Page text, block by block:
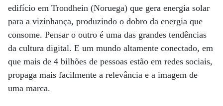
edifício em Trondhein (Noruega) que gera energia solar
para a vizinhança, produzindo o dobro da energia que
consome. Pensar o outro é uma das grandes tendências
da cultura digital. E um mundo altamente conectado, em
que mais de 4 bilhões de pessoas estão em redes sociais,
propaga mais facilmente a relevância e a imagem de
uma marca.